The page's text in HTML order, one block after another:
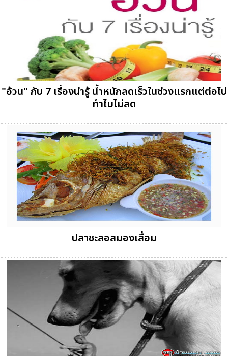
"อ้วน" กับ 7 เรื่องน่ารู้ น้ำหนักลดเร็วในช่วงแรกแต่ต่อไป
ทำไมไม่ลด
ปลาชะลอสมองเสื่อม